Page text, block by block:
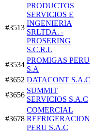
#3513
PRODUCTOS
SERVICIOS E
INGENIERIA
SRLTDA. -
PROSERING
S.C.R.L
#3534
PROMIGAS PERU
S.A
#3652 DATACONT S.A.C
#3656
SUMMIT
SERVICIOS S.A.C
#3678
COMERCIAL
REFRIGERACION
PERU S.A.C